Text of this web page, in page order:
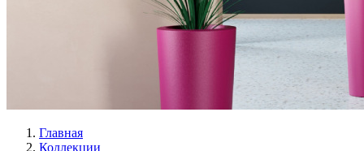
Главная
Коллекции